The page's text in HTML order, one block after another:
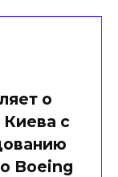
о
Киева с
Boeing